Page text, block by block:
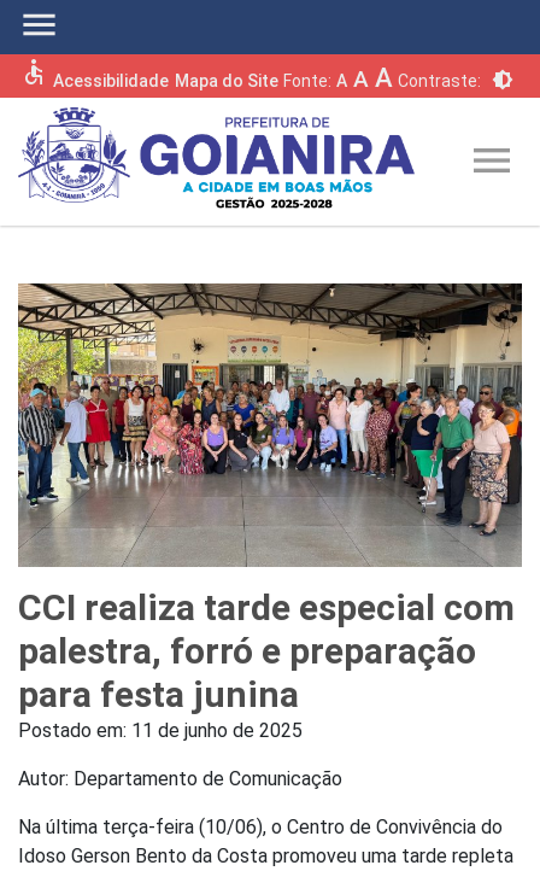
menu
accessible Acessibilidade Mapa do Site Fonte: A A A Contraste: brightness_6
menu
CCI realiza tarde especial com
palestra, forró e preparação
para festa junina
Postado em: 11 de junho de 2025
Autor: Departamento de Comunicação
Na última terça-feira (10/06), o Centro de Convivência do
Idoso Gerson Bento da Costa promoveu uma tarde repleta